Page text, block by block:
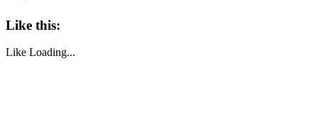
Like this:
Like Loading...